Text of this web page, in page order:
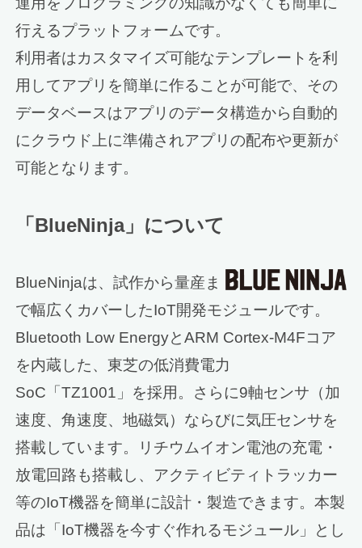
行えるプラットフォームです。
利用者はカスタマイズ可能なテンプレートを利
用してアプリを簡単に作ることが可能で、その
データベースはアプリのデータ構造から自動的
にクラウド上に準備されアプリの配布や更新が
可能となります。
「BlueNinja」について
BlueNinjaは、試作から量産ま
で幅広くカバーしたIoT開発モジュールです。
Bluetooth Low EnergyとARM Cortex-M4Fコア
を内蔵した、東芝の低消費電力
SoC「TZ1001」を採用。さらに9軸センサ（加
速度、角速度、地磁気）ならびに気圧センサを
搭載しています。リチウムイオン電池の充電・
放電回路も搭載し、アクティビティトラッカー
等のIoT機器を簡単に設計・製造できます。本製
品は「IoT機器を今すぐ作れるモジュール」とし